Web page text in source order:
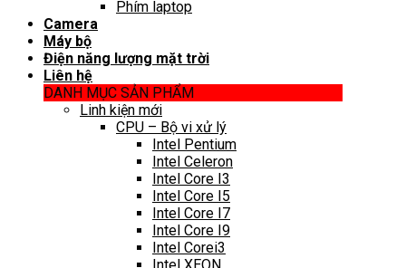
Phím laptop
Camera
Máy bộ
Điện năng lượng mặt trời
Liên hệ
DANH MỤC SẢN PHẨM
Linh kiện mới
CPU – Bộ vi xử lý
Intel Pentium
Intel Celeron
Intel Core I3
Intel Core I5
Intel Core I7
Intel Core I9
Intel Corei3